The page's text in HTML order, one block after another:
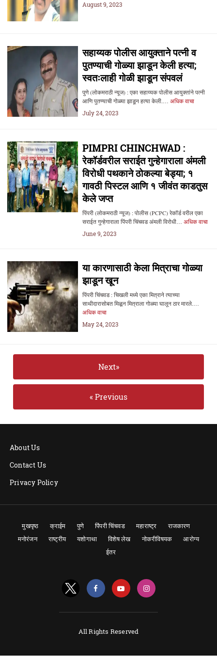
August 9, 2023
सहाय्यक पोलीस आयुक्ताने पत्नी व
पुतण्याची गोळ्या झाडून केली हत्या;
स्वतःलाही गोळी झाडून संपवलं
पुणे (लोकमराठी न्यूज) : एका सहाय्यक पोलीस आयुक्तांने पत्नी
आणि पुतण्याची गोळ्या झाडून हत्या केली.… अधिक वाचा
July 24, 2023
PIMPRI CHINCHWAD :
रेकॉर्डवरील सराईत गुन्हेगाराला अंमली
विरोधी पथकाने ठोकल्या बेड्या; १
गावठी पिस्टल आणि १ जीवंत काडतुस
केले जप्त
पिंपरी (लोकमराठी न्यूज) : पोलीस (PCPC) रेकॉर्ड वरील एका
सराईत गुन्हेगाराला पिंपरी चिंचवड अंमली विरोधी… अधिक वाचा
June 9, 2023
या कारणासाठी केला मित्राचा गोळ्या
झाडून खून
पिंपरी चिंचवड : चिखली मध्ये एका मित्राने त्याच्या
साथीदारासोबत मिळून मित्राला गोळ्या घालून ठार मारले.…
अधिक वाचा
May 24, 2023
Next»
« Previous
About Us
Contact Us
Privacy Policy
मुखपृष्ठ क्राईम पुणे पिंपरी चिंचवड महाराष्ट्र
राजकारण
मनोरंजन
राष्ट्रीय यशोगाथा विशेष लेख नोकरीविषयक
आरोग्य
ईतर
All Rights Reserved